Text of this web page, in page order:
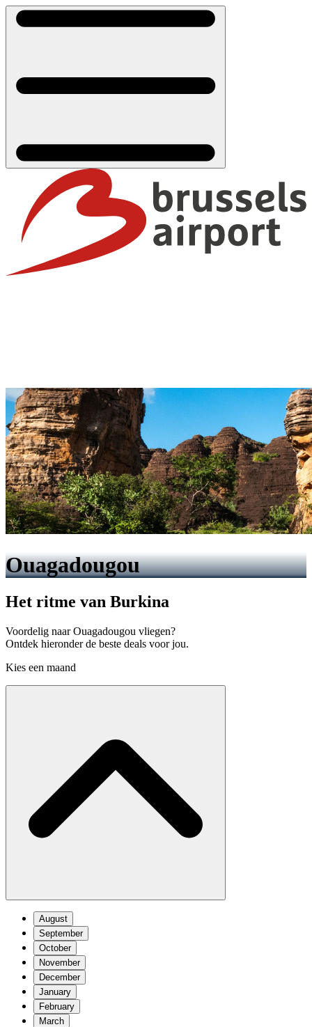
Ouagadougou
Het ritme van Burkina
Voordelig naar Ouagadougou vliegen?
Ontdek hieronder de beste deals voor jou.
Kies een maand
August
September
October
November
December
January
February
March